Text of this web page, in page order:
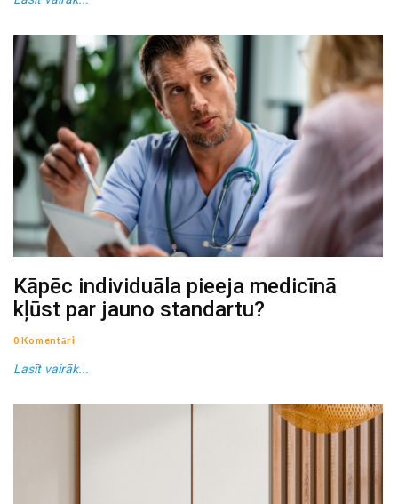
Kāpēc individuāla pieeja medicīnā
kļūst par jauno standartu?
0 Komentāri
Lasīt vairāk...